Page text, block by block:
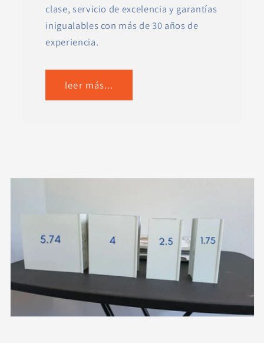
clase, servicio de excelencia y garantías
inigualables con más de 30 años de
experiencia.
leer más...